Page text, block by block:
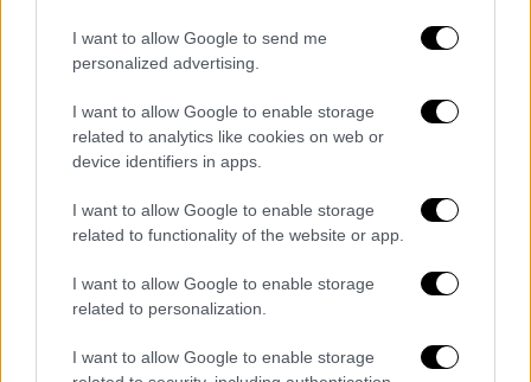
I want to allow Google to send me
personalized advertising.
I want to allow Google to enable storage
related to analytics like cookies on web or
device identifiers in apps.
I want to allow Google to enable storage
related to functionality of the website or app.
I want to allow Google to enable storage
related to personalization.
I want to allow Google to enable storage
Στο Αννουσάκειο Ίδρυμα της Ιεράς
Μητρόπολης Κισσάμου και Σελίνου, καθώς
και στο πολιτιστικό και κοινωνικό κέντρο
Αμαρίου «Ο Άγιος Νεκτάριος», που
Νομού Ρεθύμνου, σε 85 χωριά στις
Περιφέρειες των Δήμων του Αμαρίου και
Αγίου Βασιλείου της Ιεράς Μητρόπολης
Λάμπης Συβρίτου και Σφακίων .
Τέλος, η Πρόεδρος προσέφερε το γεύμα και